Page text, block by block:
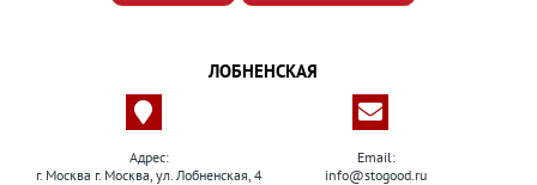
ЛОБНЕНСКАЯ
Адрес:
г. Москва г. Москва, ул. Лобненская, 4
Email:
info@stogood.ru